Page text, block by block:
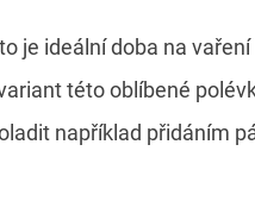
je ideální doba na
této oblíbené
například přidáním